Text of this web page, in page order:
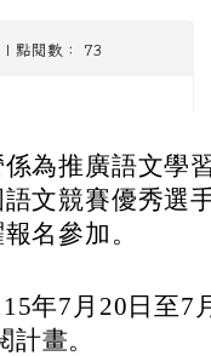
點閱數： 73
為推廣語文學
文競賽優秀選
名參加。
年7月20日至7
畫。